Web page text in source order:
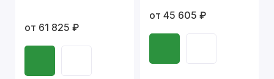
от 61 825 ₽
от 45 605 ₽